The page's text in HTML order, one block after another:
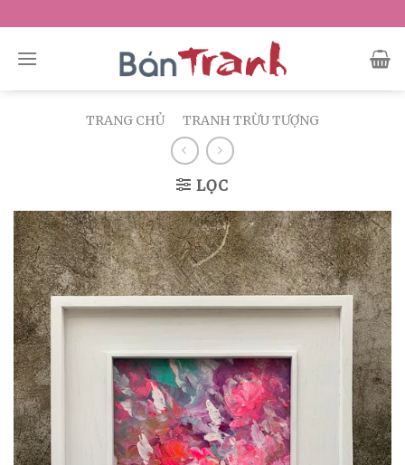
to
content
TRANG CHỦ TRANH TRỪU TƯỢNG
LỌC